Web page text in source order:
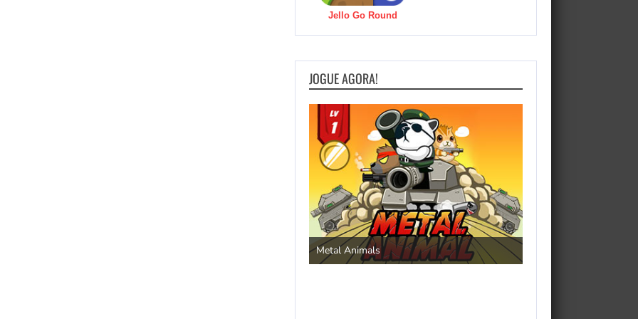
Jello Go Round
JOGUE AGORA!
Metal Animals